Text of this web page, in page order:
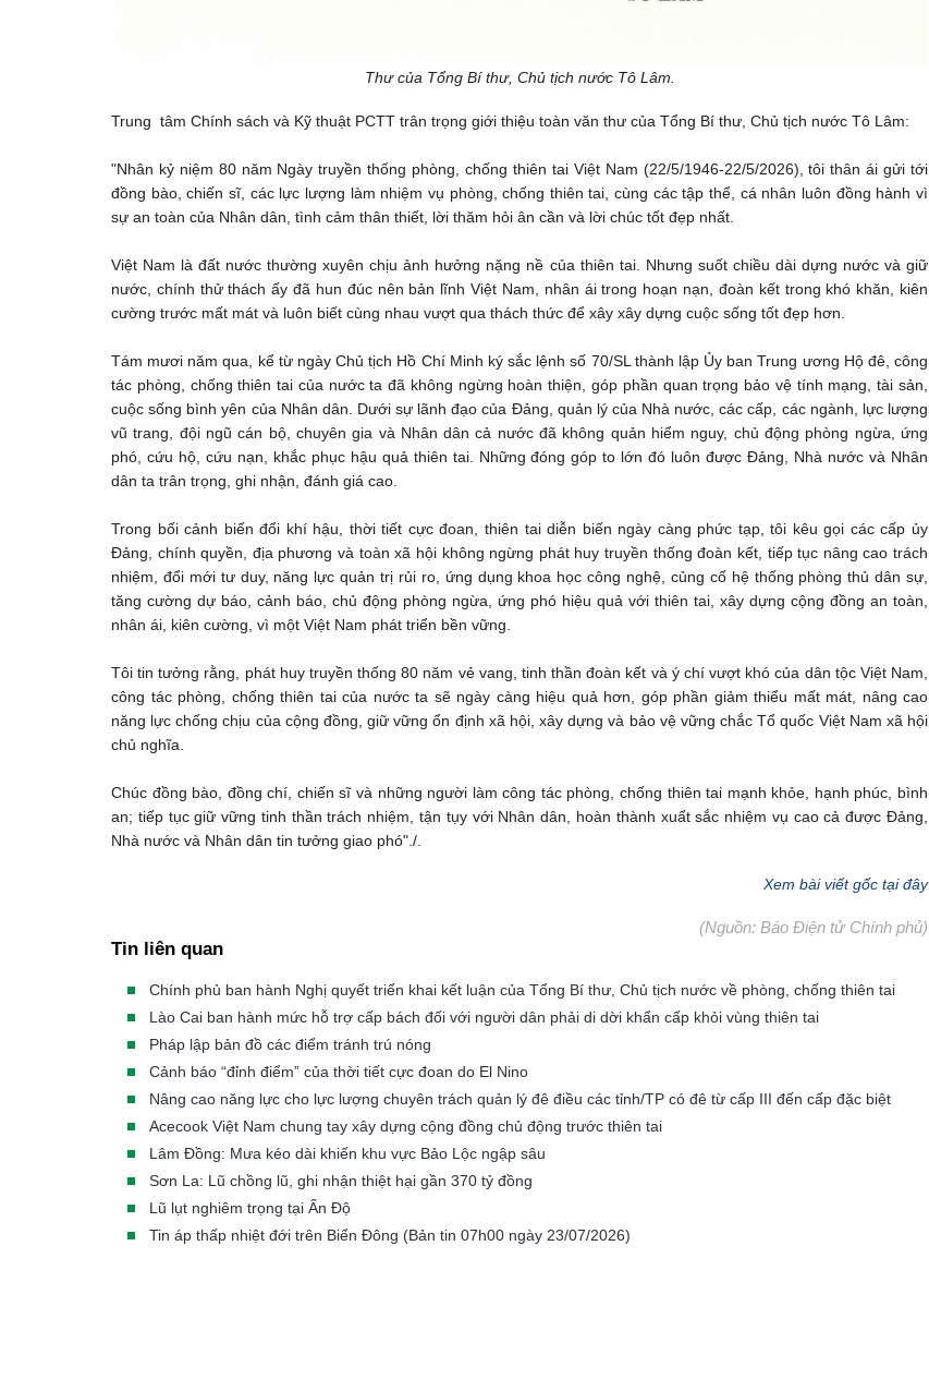
Thư của Tổng Bí thư, Chủ tịch nước Tô Lâm.
Trung tâm Chính sách và Kỹ thuật PCTT trân trọng giới thiệu toàn văn thư của Tổng Bí thư, Chủ tịch nước Tô Lâm:
"Nhân kỷ niệm 80 năm Ngày truyền thống phòng, chống thiên tai Việt Nam (22/5/1946-22/5/2026), tôi thân ái gửi tới
đồng bào, chiến sĩ, các lực lượng làm nhiệm vụ phòng, chống thiên tai, cùng các tập thể, cá nhân luôn đồng hành vì
sự an toàn của Nhân dân, tình cảm thân thiết, lời thăm hỏi ân cần và lời chúc tốt đẹp nhất.
Việt Nam là đất nước thường xuyên chịu ảnh hưởng nặng nề của thiên tai. Nhưng suốt chiều dài dựng nước và giữ
nước, chính thử thách ấy đã hun đúc nên bản lĩnh Việt Nam, nhân ái trong hoạn nạn, đoàn kết trong khó khăn, kiên
cường trước mất mát và luôn biết cùng nhau vượt qua thách thức để xây xây dựng cuộc sống tốt đẹp hơn.
Tám mươi năm qua, kể từ ngày Chủ tịch Hồ Chí Minh ký sắc lệnh số 70/SL thành lập Ủy ban Trung ương Hộ đê, công
tác phòng, chống thiên tai của nước ta đã không ngừng hoàn thiện, góp phần quan trọng bảo vệ tính mạng, tài sản,
cuộc sống bình yên của Nhân dân. Dưới sự lãnh đạo của Đảng, quản lý của Nhà nước, các cấp, các ngành, lực lượng
vũ trang, đội ngũ cán bộ, chuyên gia và Nhân dân cả nước đã không quản hiểm nguy, chủ động phòng ngừa, ứng
phó, cứu hộ, cứu nạn, khắc phục hậu quả thiên tai. Những đóng góp to lớn đó luôn được Đảng, Nhà nước và Nhân
dân ta trân trọng, ghi nhận, đánh giá cao.
Trong bối cảnh biến đổi khí hậu, thời tiết cực đoan, thiên tai diễn biến ngày càng phức tạp, tôi kêu gọi các cấp ủy
Đảng, chính quyền, địa phương và toàn xã hội không ngừng phát huy truyền thống đoàn kết, tiếp tục nâng cao trách
nhiệm, đổi mới tư duy, năng lực quản trị rủi ro, ứng dụng khoa học công nghệ, củng cố hệ thống phòng thủ dân sự,
tăng cường dự báo, cảnh báo, chủ động phòng ngừa, ứng phó hiệu quả với thiên tai, xây dựng cộng đồng an toàn,
nhân ái, kiên cường, vì một Việt Nam phát triển bền vững.
Tôi tin tưởng rằng, phát huy truyền thống 80 năm vẻ vang, tinh thần đoàn kết và ý chí vượt khó của dân tộc Việt Nam,
công tác phòng, chống thiên tai của nước ta sẽ ngày càng hiệu quả hơn, góp phần giảm thiểu mất mát, nâng cao
năng lực chống chịu của cộng đồng, giữ vững ổn định xã hội, xây dựng và bảo vệ vững chắc Tổ quốc Việt Nam xã hội
chủ nghĩa.
Chúc đồng bào, đồng chí, chiến sĩ và những người làm công tác phòng, chống thiên tai mạnh khỏe, hạnh phúc, bình
an; tiếp tục giữ vững tinh thần trách nhiệm, tận tụy với Nhân dân, hoàn thành xuất sắc nhiệm vụ cao cả được Đảng,
Nhà nước và Nhân dân tin tưởng giao phó"./.
Xem bài viết gốc tại đây
(Nguồn: Báo Điện tử Chính phủ)
Tin liên quan
Chính phủ ban hành Nghị quyết triển khai kết luận của Tổng Bí thư, Chủ tịch nước về phòng, chống thiên tai
Lào Cai ban hành mức hỗ trợ cấp bách đối với người dân phải di dời khẩn cấp khỏi vùng thiên tai
Pháp lập bản đồ các điểm tránh trú nóng
Cảnh báo “đỉnh điểm” của thời tiết cực đoan do El Nino
Nâng cao năng lực cho lực lượng chuyên trách quản lý đê điều các tỉnh/TP có đê từ cấp III đến cấp đặc biệt
Acecook Việt Nam chung tay xây dựng cộng đồng chủ động trước thiên tai
Lâm Đồng: Mưa kéo dài khiến khu vực Bảo Lộc ngập sâu
Sơn La: Lũ chồng lũ, ghi nhận thiệt hại gần 370 tỷ đồng
Lũ lụt nghiêm trọng tại Ấn Độ
Tin áp thấp nhiệt đới trên Biển Đông (Bản tin 07h00 ngày 23/07/2026)